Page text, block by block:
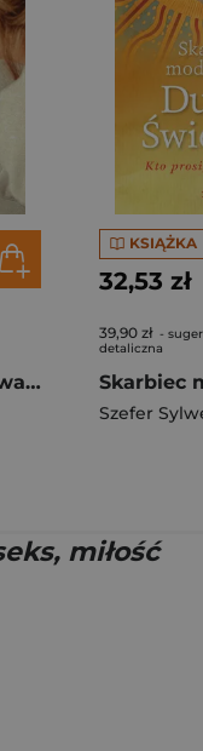
Połącz-ONA. Budowanie więzi z dorastającą córką
KSIĄŻKA
32,53 zł
39,90 zł -
detaliczna
Szefer
miłość